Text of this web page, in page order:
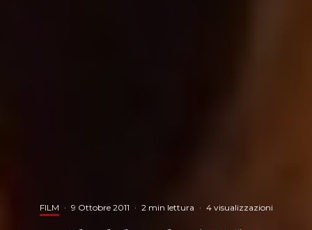
FILM · 9 Ottobre 2011 · 2 min lettura · 4 visualizzazioni